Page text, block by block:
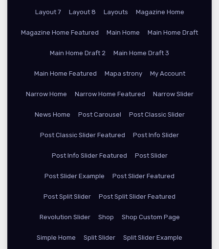
Layout 7 Layout 8 Layouts Magazine Home
Magazine Home Featured Main Home Main Home Draft
Main Home Draft 2 Main Home Draft 3
Main Home Featured Mapa strony My Account
Narrow Home Narrow Home Featured Narrow Slider
News Home Post Carousel Post Classic Slider
Post Classic Slider Featured Post Info Slider
Post Info Slider Featured Post Slider
Post Slider Example Post Slider Featured
Post Split Slider Post Split Slider Featured
Revolution Slider Shop Shop Custom Page
Simple Home Split Slider Split Slider Example